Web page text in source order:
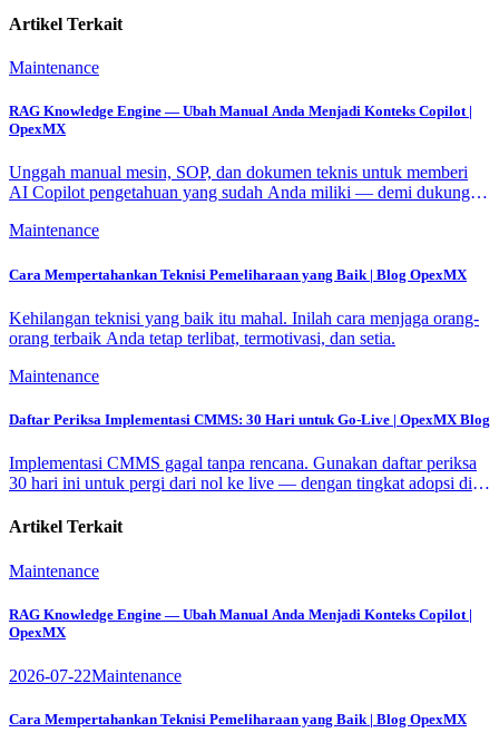
Artikel Terkait
Maintenance
RAG Knowledge Engine — Ubah Manual Anda Menjadi Konteks Copilot |
OpexMX
Unggah manual mesin, SOP, dan dokumen teknis untuk memberi
AI Copilot pengetahuan yang sudah Anda miliki — demi dukungan
Maintenance
Cara Mempertahankan Teknisi Pemeliharaan yang Baik | Blog OpexMX
Kehilangan teknisi yang baik itu mahal. Inilah cara menjaga orang-
orang terbaik Anda tetap terlibat, termotivasi, dan setia.
Maintenance
Daftar Periksa Implementasi CMMS: 30 Hari untuk Go-Live | OpexMX Blog
Implementasi CMMS gagal tanpa rencana. Gunakan daftar periksa
30 hari ini untuk pergi dari nol ke live — dengan tingkat adopsi di
Artikel Terkait
Maintenance
RAG Knowledge Engine — Ubah Manual Anda Menjadi Konteks Copilot |
OpexMX
2026-07-22Maintenance
Cara Mempertahankan Teknisi Pemeliharaan yang Baik | Blog OpexMX